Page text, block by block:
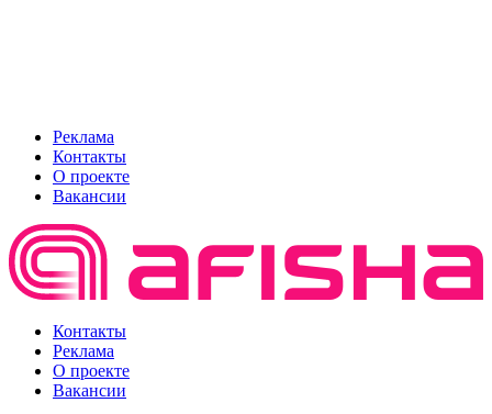
Реклама
Контакты
О проекте
Вакансии
Контакты
Реклама
О проекте
Вакансии